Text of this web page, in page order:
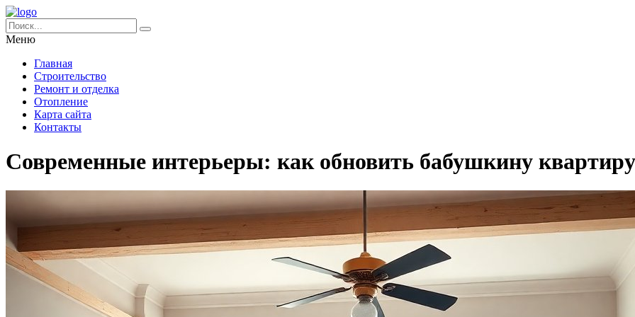
Меню
Главная
Строительство
Ремонт и отделка
Отопление
Карта сайта
Контакты
Современные интерьеры: как обновить бабушкину квартиру